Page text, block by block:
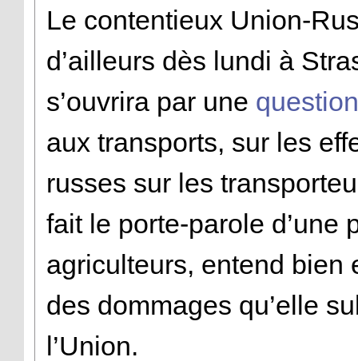
Le contentieux Union-
d’ailleurs dès lundi à
s’ouvrira par une question
aux transports, sur les
russes sur les
fait le porte-parole d’une
agriculteurs, entend bien
des dommages qu’elle
l’Union.